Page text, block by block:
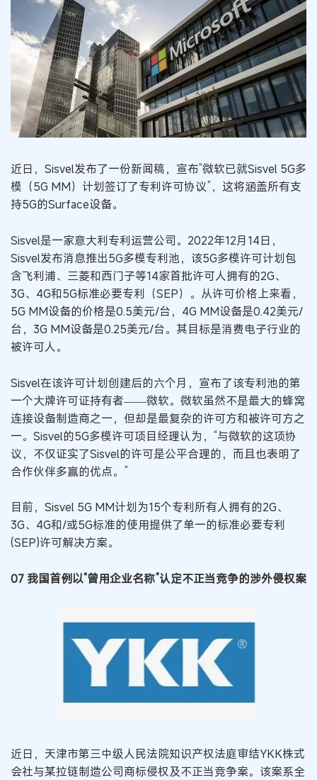
近日，Sisvel发布了一份新闻稿，宣布“微软已就Sisvel 5G多
模（5G MM）计划签订了专利许可协议”，这将涵盖所有支
持5G的Surface设备。
Sisvel是一家意大利专利运营公司。2022年12月14日，
Sisvel发布消息推出5G多模专利池，该5G多模许可计划包
含飞利浦、三菱和西门子等14家首批许可人拥有的2G、
3G、4G和5G标准必要专利（SEP）。从许可价格上来看，
5G MM设备的价格是0.5美元/台，4G MM设备是0.42美元/
台，3G MM设备是0.25美元/台。其目标是消费电子行业的
被许可人。
Sisvel在该许可计划创建后的六个月，宣布了该专利池的第
一个大牌许可证持有者——微软。微软虽然不是最大的蜂窝
连接设备制造商之一，但却是最复杂的许可方和被许可方之
一。Sisvel的5G多模许可项目经理认为，“与微软的这项协
议，不仅证实了Sisvel的许可是公平合理的，而且也表明了
合作伙伴多赢的优点。”
目前，Sisvel 5G MM计划为15个专利所有人拥有的2G、
3G、4G和/或5G标准的使用提供了单一的标准必要专利
(SEP)许可解决方案。
07 我国首例以“曾用企业名称”认定不正当竞争的涉外侵权案
近日，天津市第三中级人民法院知识产权法庭审结YKK株式
会社与某拉链制造公司商标侵权及不正当竞争案。该案系全